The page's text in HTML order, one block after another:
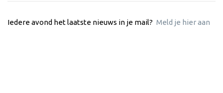
Iedere avond het laatste nieuws in je mail? Meld je hier aan